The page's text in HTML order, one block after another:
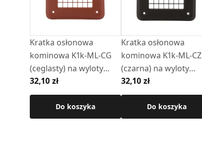
Kratka osłonowa
kominowa K1k-ML-CG
(ceglasty) na wyloty
boczne
32,10 zł
Do koszyka
Kratka osłonowa
kominowa K1k-ML-CZ
(czarna) na wyloty
boczne
32,10 zł
Do koszyka